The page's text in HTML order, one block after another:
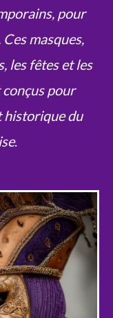
pour
masques,
les fêtes et les
pour
historique du
.